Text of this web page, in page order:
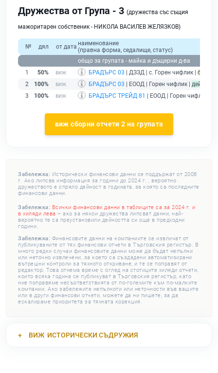
Дружества от Група - 3 (дружества със същия
мажоритарен собственик - НИКОЛА ВАСИЛЕВ ЖЕЛЯЗКОВ)
№ дял от дата наименование
(правна форма, седалище, статус)
общо за групата - майка и дъщерни д-ва
1
50% БРАДЪРС 03 | ДЗЗД | с. Горен чифлик | без
2
100% БРАДЪРС 03 | ЕООД | Горен чифлик |
3
100% БРАДЪРС ТРЕЙД 81 | ЕООД | Горен чифлик |
виж сборни отчети 2 на групата
Забележка: Исторически финансови данни се поддържат от 2008
г. Ако липсва информация за години до 2024 г. , вероятно
дружеството е спряло дейност в годината, за която са последните
финансови данни.
Забележка: Всички финансови данни в таблиците са за 2024 г. и
в хиляди лева – ако за някои дружества липсват данни, най-
вероятно те са преустановили дейността си още в предходни
години.
Забележка: Финансовите данни на компаниите се извличат от
публикуваните от тях финансови отчети в Търговския регистър. В
много редки случаи финансовите данни може да бъдат непълни
или неточно извлечени, за което са създадени автоматизирани
вътрешни контроли за тяхното откриване, и те се поправят от
редактор. Това отнема време с оглед на стотиците хиляди отчети,
които всяка година се публикуват в Търговския регистър, като
ние поправяме несъответствията от по-големите към по-малките
компании. Ако забележите непълноти или неточности във вашите
или в други финансови отчети, можете да ни пишете, за да
ескалираме приоритета за тяхната корекция.
ВИЖ ИСТОРИЧЕСКИ СЪДРУЖИЯ